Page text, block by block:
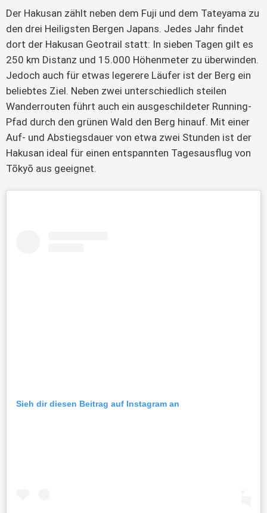
Der Hakusan zählt neben dem Fuji und dem Tateyama zu
den drei Heiligsten Bergen Japans. Jedes Jahr findet
dort der Hakusan Geotrail statt: In sieben Tagen gilt es
250 km Distanz und 15.000 Höhenmeter zu überwinden.
Jedoch auch für etwas legerere Läufer ist der Berg ein
beliebtes Ziel. Neben zwei unterschiedlich steilen
Wanderrouten führt auch ein ausgeschildeter Running-
Pfad durch den grünen Wald den Berg hinauf. Mit einer
Auf- und Abstiegsdauer von etwa zwei Stunden ist der
Hakusan ideal für einen entspannten Tagesausflug von
Tōkyō aus geeignet.
Sieh dir diesen Beitrag auf Instagram an